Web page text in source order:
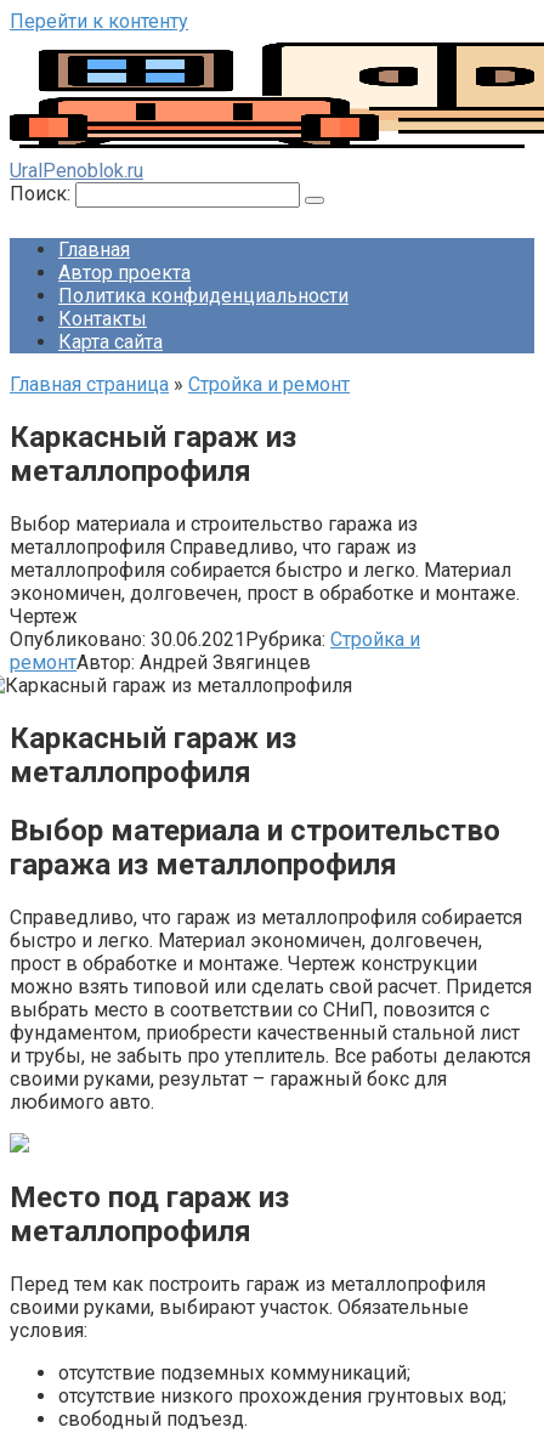
Перейти к контенту
UralPenoblok.ru
Поиск:
Главная
Автор проекта
Политика конфиденциальности
Контакты
Карта сайта
Главная страница » Стройка и ремонт
Каркасный гараж из
металлопрофиля
Выбор материала и строительство гаража из
металлопрофиля Справедливо, что гараж из
металлопрофиля собирается быстро и легко. Материал
экономичен, долговечен, прост в обработке и монтаже.
Чертеж
Опубликовано: 30.06.2021Рубрика: Стройка и
ремонтАвтор: Андрей Звягинцев
Каркасный гараж из
металлопрофиля
Выбор материала и строительство
гаража из металлопрофиля
Справедливо, что гараж из металлопрофиля собирается
быстро и легко. Материал экономичен, долговечен,
прост в обработке и монтаже. Чертеж конструкции
можно взять типовой или сделать свой расчет. Придется
выбрать место в соответствии со СНиП, повозится с
фундаментом, приобрести качественный стальной лист
и трубы, не забыть про утеплитель. Все работы делаются
своими руками, результат – гаражный бокс для
любимого авто.
Место под гараж из
металлопрофиля
Перед тем как построить гараж из металлопрофиля
своими руками, выбирают участок. Обязательные
условия:
отсутствие подземных коммуникаций;
отсутствие низкого прохождения грунтовых вод;
свободный подъезд.